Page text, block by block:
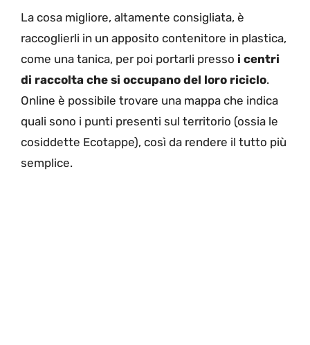
La cosa migliore, altamente consigliata, è
raccoglierli in un apposito contenitore in plastica,
come una tanica, per poi portarli presso i centri
di raccolta che si occupano del loro riciclo.
Online è possibile trovare una mappa che indica
quali sono i punti presenti sul territorio (ossia le
cosiddette Ecotappe), così da rendere il tutto più
semplice.